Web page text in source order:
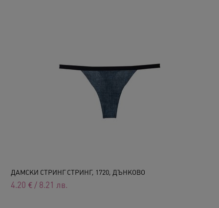
ДАМСКИ СТРИНГ СТРИНГ, 1720, ДЪНКОВО
4.20 € / 8.21 лв.